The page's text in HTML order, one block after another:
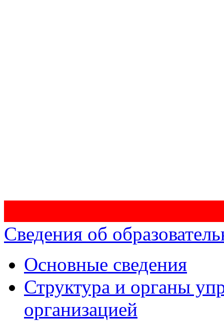
Сведения об
Основные сведения
Структура и органы
организацией